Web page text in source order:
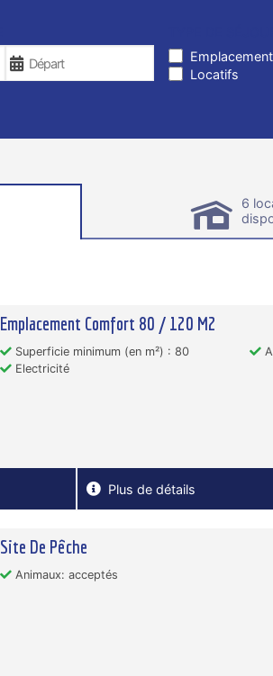
Emplacement
Locatifs
6
Emplacement Comfort 80 / 120 M2
Superficie minimum (en m²) : 80
Electricité
Plus de détails
Site De Pêche
Animaux: acceptés